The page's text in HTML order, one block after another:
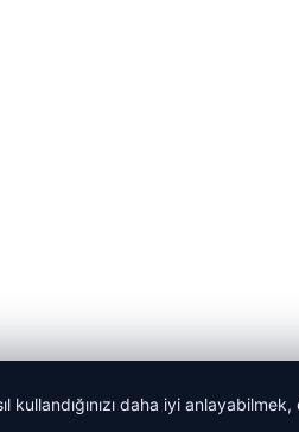
kullandığınızı daha iyi